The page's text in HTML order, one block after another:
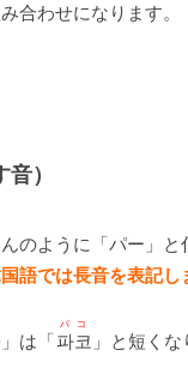
合わせになります。
）
んのように「パー」
語では長音を表記し
は「파코
パコ
」と短くな